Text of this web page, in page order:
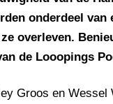
onderdeel
overleven.
de Looopings
Groos en